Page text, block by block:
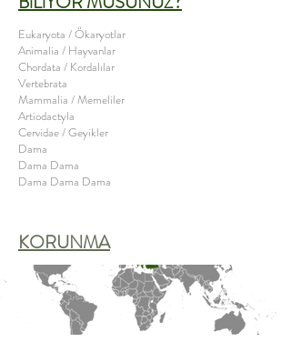
Eukaryota / Ökaryotlar
Animalia / Hayvanlar
Chordata / Kordalılar
Vertebrata
Mammalia / Memeliler
Artiodactyla
Cervidae / Geyikler
Dama
​Dama Dama
Dama Dama Dama
KORUNMA